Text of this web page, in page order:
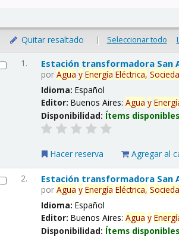
Quitar resaltado | Seleccionar todo
1. Estación transformadora San
porAgua y Energía Eléctrica,
Idioma:Español
Editor:Buenos Aires:Agua y
Disponibilidad: Ítems
Hacer reserva Agregar al
2. Estación transformadora San
porAgua y Energía Eléctrica,
Idioma:Español
Editor:Buenos Aires:Agua y
Disponibilidad: Ítems